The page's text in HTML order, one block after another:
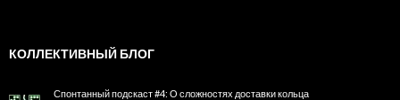
КОЛЛЕКТИВНЫЙ БЛОГ
Спонтанный подскаст #4: О сложностях доставки кольца